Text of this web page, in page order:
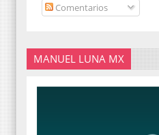
Comentarios
MANUEL LUNA MX